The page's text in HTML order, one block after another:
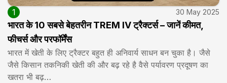
1 30 May 2025
भारत के 10 सबसे बेहतरीन TREM IV ट्रैक्टर्स – जानें कीमत,
फीचर्स और परफॉर्मेंस
भारत में खेती के लिए ट्रैक्टर बहुत ही अनिवार्य साधन बन चुका है। जैसे
जैसे किसान तकनिकी खेती की और बढ़ रहे है वैसे पर्यावरण प्रदूषण का
खतरा भी बढ़…